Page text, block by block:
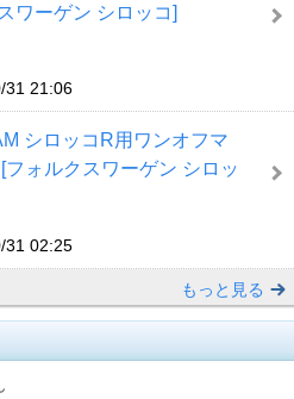
ワーゲン シロッコ]
31 21:06
シロッコR用ワンオフマ
フォルクスワーゲン シロッ
31 02:25
もっと見る